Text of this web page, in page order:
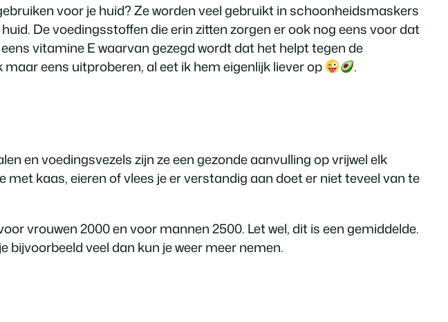
voor je huid? Ze worden veel gebruikt in schoonheidsmaskers
De voedingsstoffen die erin zitten zorgen er ook nog eens voor dat
vitamine E waarvan gezegd wordt dat het helpt tegen de
eens uitproberen, al eet ik hem eigenlijk liever op
.
en voedingsvezels zijn ze een gezonde aanvulling op vrijwel elk
kaas, eieren of vlees je er verstandig aan doet er niet teveel van te
vrouwen 2000 en voor mannen 2500. Let wel, dit is een gemiddelde.
veel dan kun je weer meer nemen.